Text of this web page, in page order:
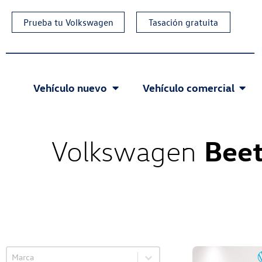
Prueba tu Volkswagen Tasación gratuita
Vehículo nuevo Vehículo comercial
Volkswagen
VO Selector de marca
Select content